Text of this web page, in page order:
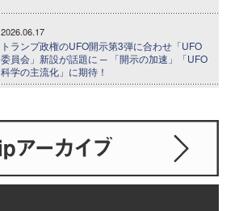
2026.06.17
トランプ政権のUFO開示第3弾に合わせ「UFO
委員会」新設が話題に ─ 「開示の加速」「UFO
科学の主流化」に期待！